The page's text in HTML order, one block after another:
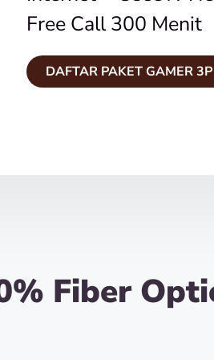
Free Call 300 Menit
DAFTAR PAKET GAMER 3P
Fiber